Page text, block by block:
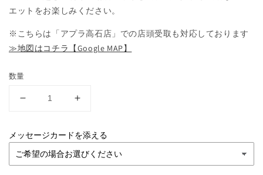
エットをお楽しみください。
※こちらは「アプラ高石店」での店頭受取も対応しております
≫地図はコチラ【Google MAP】
数量
ス
キ
デ
【デ
ス
キ
デ
メッセージカードを添える